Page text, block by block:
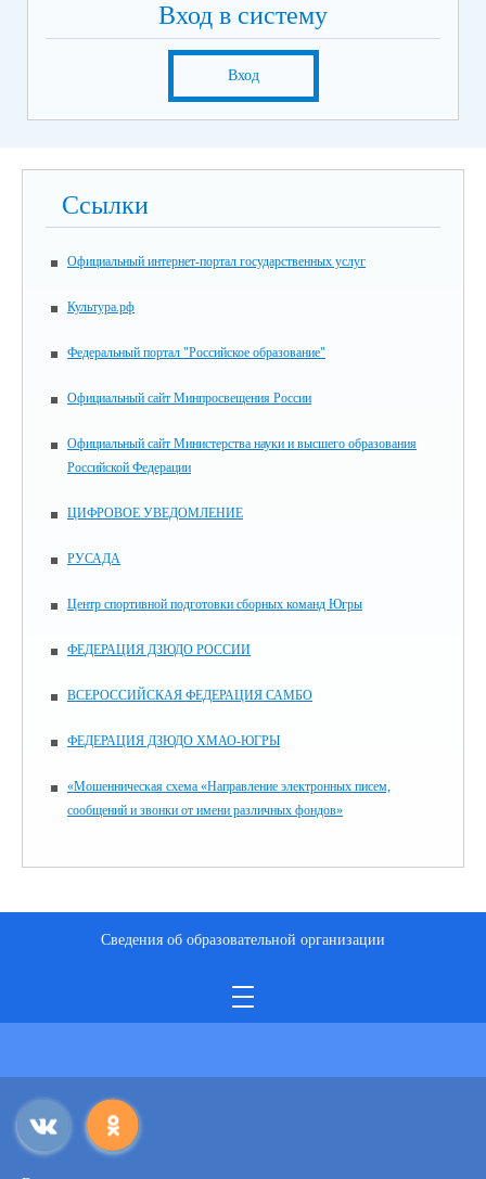
Вход в систему
Вход
Ссылки
Официальный интернет-портал государственных услуг
Культура.рф
Федеральный портал "Российское образование"
Официальный сайт Минпросвещения России
Официальный сайт Министерства науки и высшего образования
Российской Федерации
ЦИФРОВОЕ УВЕДОМЛЕНИЕ
РУСАДА
Центр спортивной подготовки сборных команд Югры
ФЕДЕРАЦИЯ ДЗЮДО РОССИИ
ВСЕРОССИЙСКАЯ ФЕДЕРАЦИЯ САМБО
ФЕДЕРАЦИЯ ДЗЮДО ХМАО-ЮГРЫ
«Мошенническая схема «Направление электронных писем,
сообщений и звонки от имени различных фондов»
Сведения об образовательной организации